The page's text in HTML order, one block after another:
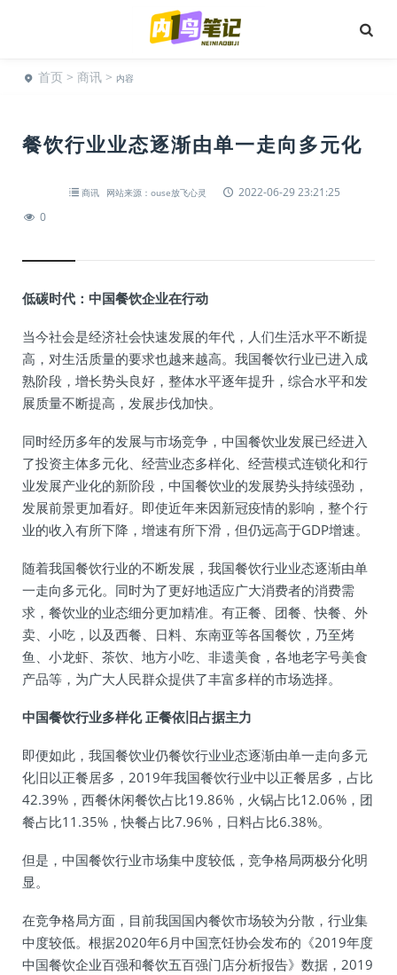
首页 > 商讯 > 内容
餐饮行业业态逐渐由单一走向多元化
商讯 网站来源：ouse放飞心灵
2022-06-29 23:21:25
0
低碳时代：中国餐饮企业在行动
当今社会是经济社会快速发展的年代，人们生活水平不断提
高，对生活质量的要求也越来越高。我国餐饮行业已进入成
熟阶段，增长势头良好，整体水平逐年提升，综合水平和发
展质量不断提高，发展步伐加快。
同时经历多年的发展与市场竞争，中国餐饮业发展已经进入
了投资主体多元化、经营业态多样化、经营模式连锁化和行
业发展产业化的新阶段，中国餐饮业的发展势头持续强劲，
发展前景更加看好。即使近年来因新冠疫情的影响，整个行
业的收入有所下降，增速有所下滑，但仍远高于GDP增速。
随着我国餐饮行业的不断发展，我国餐饮行业业态逐渐由单
一走向多元化。同时为了更好地适应广大消费者的消费需
求，餐饮业的业态细分更加精准。有正餐、团餐、快餐、外
卖、小吃，以及西餐、日料、东南亚等各国餐饮，乃至烤
鱼、小龙虾、茶饮、地方小吃、非遗美食，各地老字号美食
产品等，为广大人民群众提供了丰富多样的市场选择。
中国餐饮行业多样化 正餐依旧占据主力
即便如此，我国餐饮业仍餐饮行业业态逐渐由单一走向多元
化旧以正餐居多，2019年我国餐饮行业中以正餐居多，占比
42.39%，西餐休闲餐饮占比19.86%，火锅占比12.06%，团
餐占比11.35%，快餐占比7.96%，日料占比6.38%。
但是，中国餐饮行业市场集中度较低，竞争格局两极分化明
显。
在竞争格局方面，目前我国国内餐饮市场较为分散，行业集
中度较低。根据2020年6月中国烹饪协会发布的《2019年度
中国餐饮企业百强和餐饮五百强门店分析报告》数据，2019